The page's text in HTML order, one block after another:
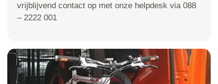
vrijblijvend contact op met onze helpdesk via 088
– 2222 001